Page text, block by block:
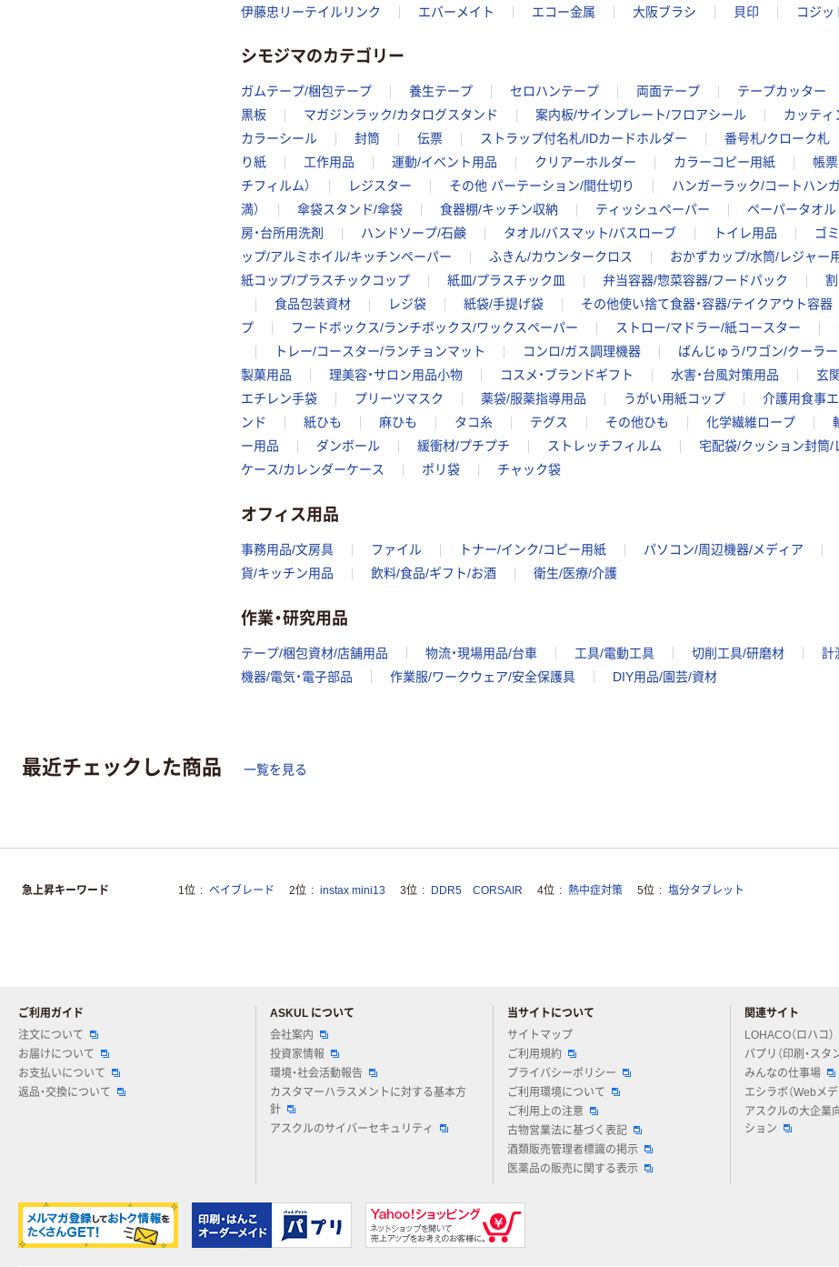
伊藤忠リーテイルリンク エバーメイト エコー金属 大阪ブラシ 貝印 コジッ
シモジマのカテゴリー
ガムテープ/梱包テープ 養生テープ セロハンテープ 両面テープ テープカッター
黒板
マガジンラック/カタログスタンド 案内板/サインプレート/フロアシール カッティ
カラーシール
封筒 伝票 ストラップ付名札/IDカードホルダー 番号札/クローク札
り紙
工作用品 運動/イベント用品 クリアーホルダー カラーコピー用紙 帳
チフィルム）
レジスター その他 パーテーション/間仕切り ハンガーラック/コートハン
満）
傘袋スタンド/傘袋 食器棚/キッチン収納 ティッシュペーパー ペーパータオル
房・台所用洗剤
ハンドソープ/石鹸 タオル/バスマット/バスローブ トイレ用品 ゴ
ップ/アルミホイル/キッチンペーパー
ふきん/カウンタークロス おかずカップ/水筒/レジャー
紙コップ/プラスチックコップ
紙皿/プラスチック皿 弁当容器/惣菜容器/フードパック
食品包装資材
レジ袋 紙袋/手提げ袋 その他使い捨て食器・容器/テイクアウト容器
プ
フードボックス/ランチボックス/ワックスペーパー ストロー/マドラー/紙コースター
トレー/コースター/ランチョンマット
コンロ/ガス調理機器 ばんじゅう/ワゴン/クーラ
製菓用品
理美容・サロン用品小物 コスメ・ブランドギフト 水害・台風対策用品 玄
エチレン手袋
プリーツマスク 薬袋/服薬指導用品 うがい用紙コップ 介護用食事
ンド
紙ひも 麻ひも タコ糸 テグス その他ひも 化学繊維ロープ
ー用品
ダンボール 緩衝材/プチプチ ストレッチフィルム 宅配袋/クッション封筒/
ケース/カレンダーケース
ポリ袋 チャック袋
オフィス用品
事務用品/文房具 ファイル トナー/インク/コピー用紙 パソコン/周辺機器/メディア
貨/キッチン用品
飲料/食品/ギフト/お酒 衛生/医療/介護
作業・研究用品
テープ/梱包資材/店舗用品 物流・現場用品/台車 工具/電動工具 切削工具/研磨材 計
機器/電気・電子部品
作業服/ワークウェア/安全保護具 DIY用品/園芸/資材
最近チェックした商品 一覧を見る
急上昇キーワード 1位 ベイブレード 2位 instax mini13 3位 DDR5 CORSAIR 4位 熱中症対策 5位 塩分タブレット
ご利用ガイド
注文について
お届けについて
お支払いについて
返品・交換について
ASKUL について
会社案内
投資家情報
環境・社会活動報告
カスタマーハラスメントに対する基本方
針
アスクルのサイバーセキュリティ
当サイトについて
サイトマップ
ご利用規約
プライバシーポリシー
ご利用環境について
ご利用上の注意
古物営業法に基づく表記
酒類販売管理者標識の掲示
医薬品の販売に関する表示
関連サイト
LOHACO（ロハコ）
パプリ（印刷・スタ
みんなの仕事場
エシラボ（Webメデ
アスクルの大企業
ション